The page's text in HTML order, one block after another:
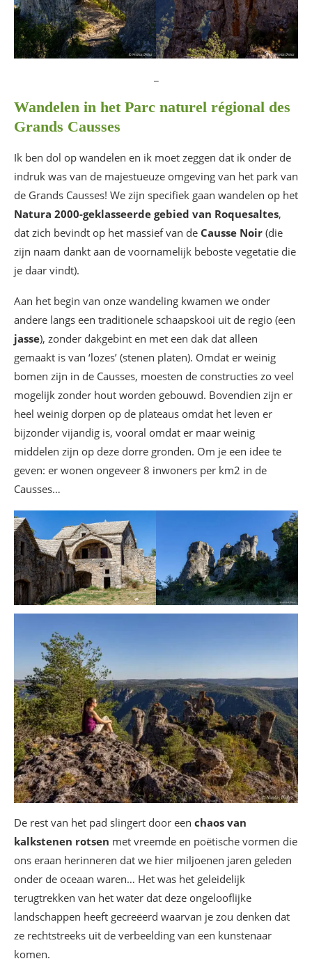
Wandelen in het Parc naturel régional des
Grands Causses
Ik ben dol op wandelen en ik moet zeggen dat ik onder de
indruk was van de majestueuze omgeving van het park van
de Grands Causses! We zijn specifiek gaan wandelen op het
Natura 2000-geklasseerde gebied van Roquesaltes,
dat zich bevindt op het massief van de Causse Noir (die
zijn naam dankt aan de voornamelijk beboste vegetatie die
je daar vindt).
Aan het begin van onze wandeling kwamen we onder
andere langs een traditionele schaapskooi uit de regio (een
jasse), zonder dakgebint en met een dak dat alleen
gemaakt is van ‘lozes’ (stenen platen). Omdat er weinig
bomen zijn in de Causses, moesten de constructies zo veel
mogelijk zonder hout worden gebouwd. Bovendien zijn er
heel weinig dorpen op de plateaus omdat het leven er
bijzonder vijandig is, vooral omdat er maar weinig
middelen zijn op deze dorre gronden. Om je een idee te
geven: er wonen ongeveer 8 inwoners per km2 in de
Causses…
De rest van het pad slingert door een chaos van
kalkstenen rotsen met vreemde en poëtische vormen die
ons eraan herinneren dat we hier miljoenen jaren geleden
onder de oceaan waren… Het was het geleidelijk
terugtrekken van het water dat deze ongelooflijke
landschappen heeft gecreëerd waarvan je zou denken dat
ze rechtstreeks uit de verbeelding van een kunstenaar
komen.